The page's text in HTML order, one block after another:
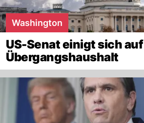
Washington
US-Senat einigt sich auf
Übergangshaushalt